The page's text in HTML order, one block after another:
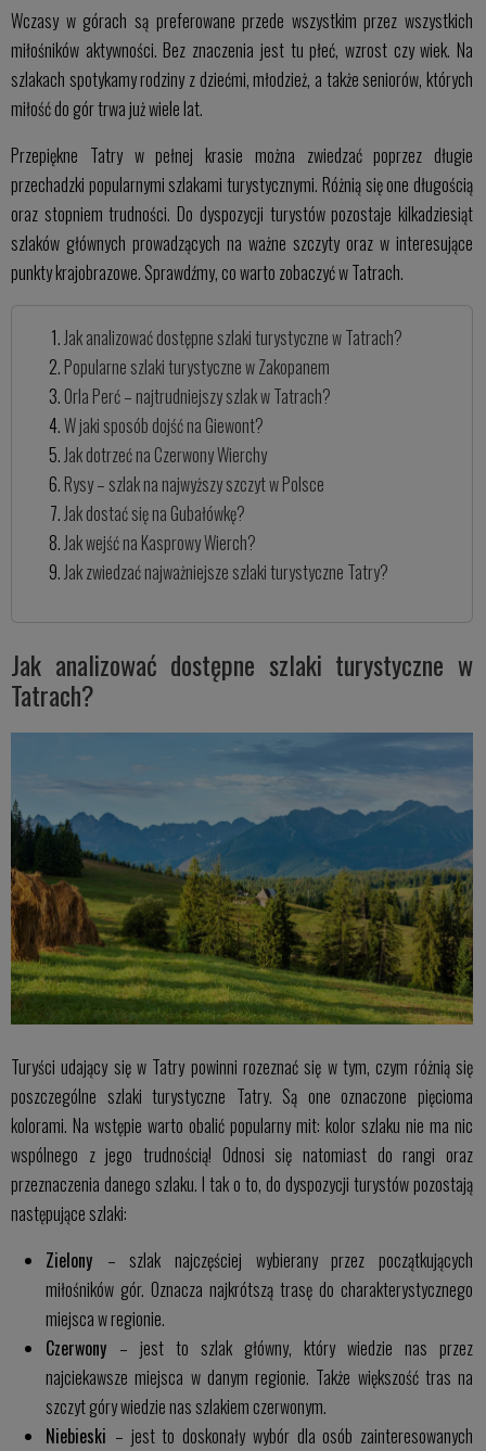
Wczasy w górach są preferowane przede wszystkim przez wszystkich
miłośników aktywności. Bez znaczenia jest tu płeć, wzrost czy wiek. Na
szlakach spotykamy rodziny z dziećmi, młodzież, a także seniorów, których
miłość do gór trwa już wiele lat.
Przepiękne Tatry w pełnej krasie można zwiedzać poprzez długie
przechadzki popularnymi szlakami turystycznymi. Różnią się one długością
oraz stopniem trudności. Do dyspozycji turystów pozostaje kilkadziesiąt
szlaków głównych prowadzących na ważne szczyty oraz w interesujące
punkty krajobrazowe. Sprawdźmy, co warto zobaczyć w Tatrach.
Jak analizować dostępne szlaki turystyczne w Tatrach?
Popularne szlaki turystyczne w Zakopanem
Orla Perć – najtrudniejszy szlak w Tatrach?
W jaki sposób dojść na Giewont?
Jak dotrzeć na Czerwony Wierchy
Rysy – szlak na najwyższy szczyt w Polsce
Jak dostać się na Gubałówkę?
Jak wejść na Kasprowy Wierch?
Jak zwiedzać najważniejsze szlaki turystyczne Tatry?
Jak analizować dostępne szlaki turystyczne w
Tatrach?
Turyści udający się w Tatry powinni rozeznać się w tym, czym różnią się
poszczególne szlaki turystyczne Tatry. Są one oznaczone pięcioma
kolorami. Na wstępie warto obalić popularny mit: kolor szlaku nie ma nic
wspólnego z jego trudnością! Odnosi się natomiast do rangi oraz
przeznaczenia danego szlaku. I tak o to, do dyspozycji turystów pozostają
następujące szlaki:
Zielony – szlak najczęściej wybierany przez początkujących
miłośników gór. Oznacza najkrótszą trasę do charakterystycznego
miejsca w regionie.
Czerwony – jest to szlak główny, który wiedzie nas przez
najciekawsze miejsca w danym regionie. Także większość tras na
szczyt góry wiedzie nas szlakiem czerwonym.
Niebieski – jest to doskonały wybór dla osób zainteresowanych